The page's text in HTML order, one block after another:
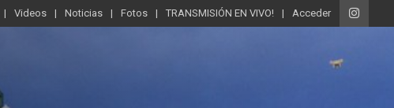
Videos Noticias Fotos TRANSMISIÓN EN VIVO! Acceder